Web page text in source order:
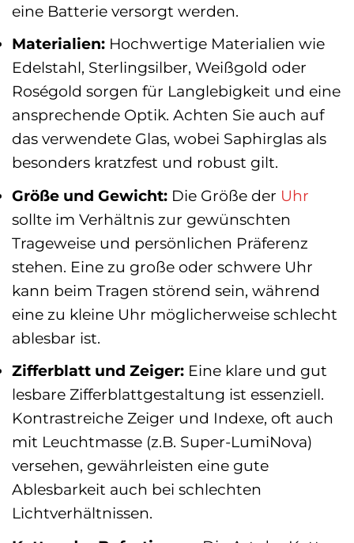
eine Batterie versorgt werden.
Materialien: Hochwertige Materialien wie
Edelstahl, Sterlingsilber, Weißgold oder
Roségold sorgen für Langlebigkeit und eine
ansprechende Optik. Achten Sie auch auf
das verwendete Glas, wobei Saphirglas als
besonders kratzfest und robust gilt.
Größe und Gewicht: Die Größe der Uhr
sollte im Verhältnis zur gewünschten
Trageweise und persönlichen Präferenz
stehen. Eine zu große oder schwere Uhr
kann beim Tragen störend sein, während
eine zu kleine Uhr möglicherweise schlecht
ablesbar ist.
Zifferblatt und Zeiger: Eine klare und gut
lesbare Zifferblattgestaltung ist essenziell.
Kontrastreiche Zeiger und Indexe, oft auch
mit Leuchtmasse (z.B. Super-LumiNova)
versehen, gewährleisten eine gute
Ablesbarkeit auch bei schlechten
Lichtverhältnissen.